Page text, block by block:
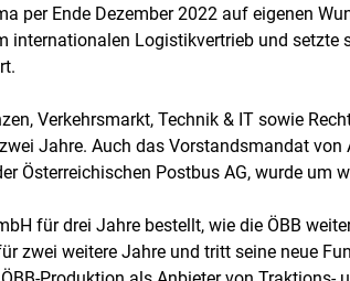
per Ende Dezember 2022 auf eigenen
Logistikvertrieb und setzte
Verkehrsmarkt, Technik & IT sowie
Jahre. Auch das Vorstandsmandat
Österreichischen Postbus AG, wurde um
für drei Jahre bestellt, wie die ÖBB
zwei weitere Jahre und tritt seine neue